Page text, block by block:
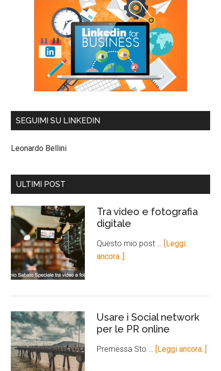
SEGUIMI SU LINKEDIN
Leonardo Bellini
ULTIMI POST
Tra video e fotografia
digitale
Questo mio post … [Leggi
ancora..]
Usare i Social network
per le PR online
Premessa Sto … [Leggi ancora..]